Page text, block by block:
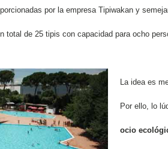
por la empresa Tipiwakan y
total de 25 tipis con capacidad para ocho
La idea es
Por ello, lo
ocio